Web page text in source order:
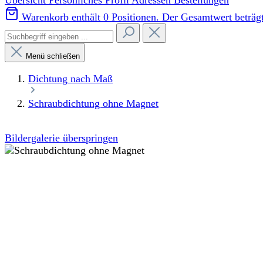
Warenkorb enthält 0 Positionen. Der Gesamtwert
Menü schließen
Dichtung nach Maß
Schraubdichtung ohne Magnet
Bildergalerie überspringen